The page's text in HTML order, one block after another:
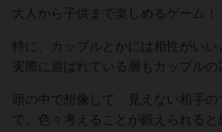
大人から子供まで楽しめるゲーム！
特に、カップルとかには相性がいい
実際に遊ばれている層もカップルの
頭の中で想像して、見えない相手
で、色々考えることが鍛えられると